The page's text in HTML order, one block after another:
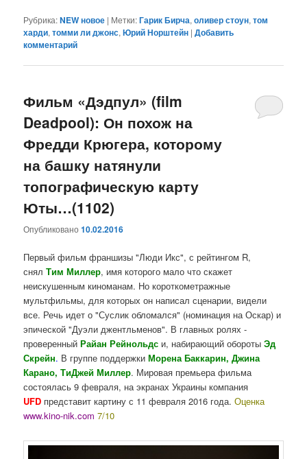
Рубрика:NEW новое | Метки:Гарик Бирча,оливер стоун,том
харди,томми ли джонс,Юрий Норштейн |Добавить
комментарий
Фильм «Дэдпул» (film
Deadpool): Он похож на
Фредди Крюгера, которому
на башку натянули
топографическую карту
Юты…(1102)
Опубликовано10.02.2016
Первый фильм франшизы "Люди Икс", с рейтингом R,
снялТим Миллер, имя которого мало что скажет
неискушенным киноманам. Но короткометражные
мультфильмы, для которых он написал сценарии, видели
все. Речь идет о "Суслик обломался" (номинация на Оскар) и
эпической "Дуэли джентльменов". В главных ролях -
проверенныйРайан Рейнольдс и, набирающий оборотыЭд
Скрейн. В группе поддержкиМорена Баккарин, Джина
Карано, ТиДжей Миллер. Мировая премьера фильма
состоялась 9 февраля, на экранах Украины компания
UFD представит картину с 11 февраля 2016 года. Оценка
www.kino-nik.com7/10